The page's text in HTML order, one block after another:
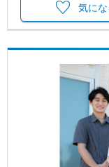
気にな